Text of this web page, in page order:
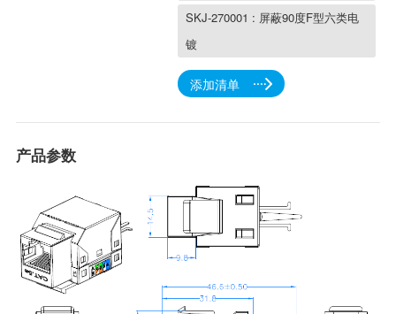
镀
添加清单
产品参数